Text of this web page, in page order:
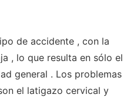
de accidente , con la
, lo que resulta en sólo el
general . Los problemas
el latigazo cervical y